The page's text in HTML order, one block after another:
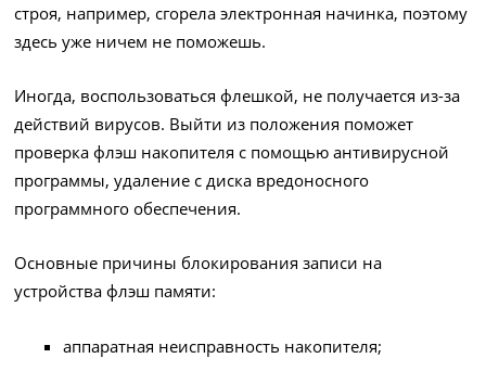
строя, например, сгорела электронная начинка, поэтому
здесь уже ничем не поможешь.
Иногда, воспользоваться флешкой, не получается из-за
действий вирусов. Выйти из положения поможет
проверка флэш накопителя с помощью антивирусной
программы, удаление с диска вредоносного
программного обеспечения.
Основные причины блокирования записи на
устройства флэш памяти:
аппаратная неисправность накопителя;